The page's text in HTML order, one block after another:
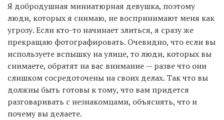
Я добродушная миниатюрная девушка, поэтому
люди, которых я снимаю, не воспринимают меня как
угрозу. Если кто-то начинает злиться, я сразу же
прекращаю фотографировать. Очевидно, что если вы
используете вспышку на улице, то люди, которых вы
снимаете, обратят на вас внимание — разве что они
слишком сосредоточены на своих делах. Так что вы
должны быть готовы к тому, что вам придется
разговаривать с незнакомцами, объяснять, что и
почему вы делаете.